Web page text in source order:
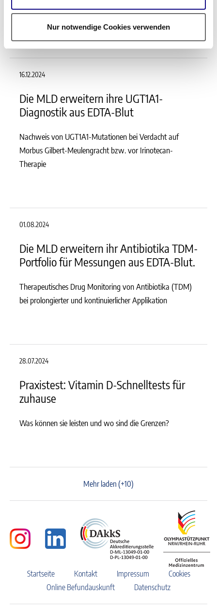
Nur notwendige Cookies verwenden
Gültig ab 6. Februar 2025
16.12.2024
Die MLD erweitern ihre UGT1A1-
Diagnostik aus EDTA-Blut
Nachweis von UGT1A1-Mutationen bei Verdacht auf
Morbus Gilbert-Meulengracht bzw. vor Irinotecan-
Therapie
01.08.2024
Die MLD erweitern ihr Antibiotika TDM-
Portfolio für Messungen aus EDTA-Blut.
Therapeutisches Drug Monitoring von Antibiotika (TDM)
bei prolongierter und kontinuierlicher Applikation
28.07.2024
Praxistest: Vitamin D-Schnelltests für
zuhause
Was können sie leisten und wo sind die Grenzen?
Mehr laden (+10)
Startseite Kontakt Impressum
Cookies
Online Befundauskunft
Datenschutz